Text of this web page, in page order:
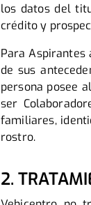
los datos del
crédito y
Para Aspirantes
de sus
persona posee
ser
familiares,
rostro.
2.